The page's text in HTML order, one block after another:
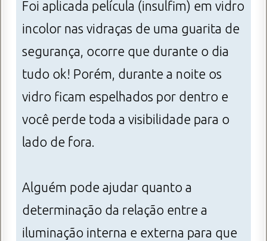
Foi aplicada película (insulfim) em vidro
incolor nas vidraças de uma guarita de
segurança, ocorre que durante o dia
tudo ok! Porém, durante a noite os
vidro ficam espelhados por dentro e
você perde toda a visibilidade para o
lado de fora.
Alguém pode ajudar quanto a
determinação da relação entre a
iluminação interna e externa para que